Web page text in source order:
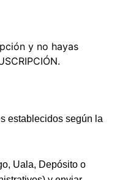
y no hayas
establecidos según la
Uala, Depósito o